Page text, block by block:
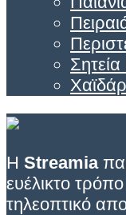
Η Streamia
ευέλικτο
τηλεοπτικό